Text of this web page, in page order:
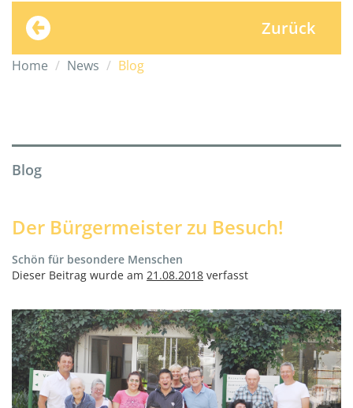
Zurück
Home News Blog
Blog
Der Bürgermeister zu Besuch!
Schön für besondere Menschen
Dieser Beitrag wurde am 21.08.2018 verfasst